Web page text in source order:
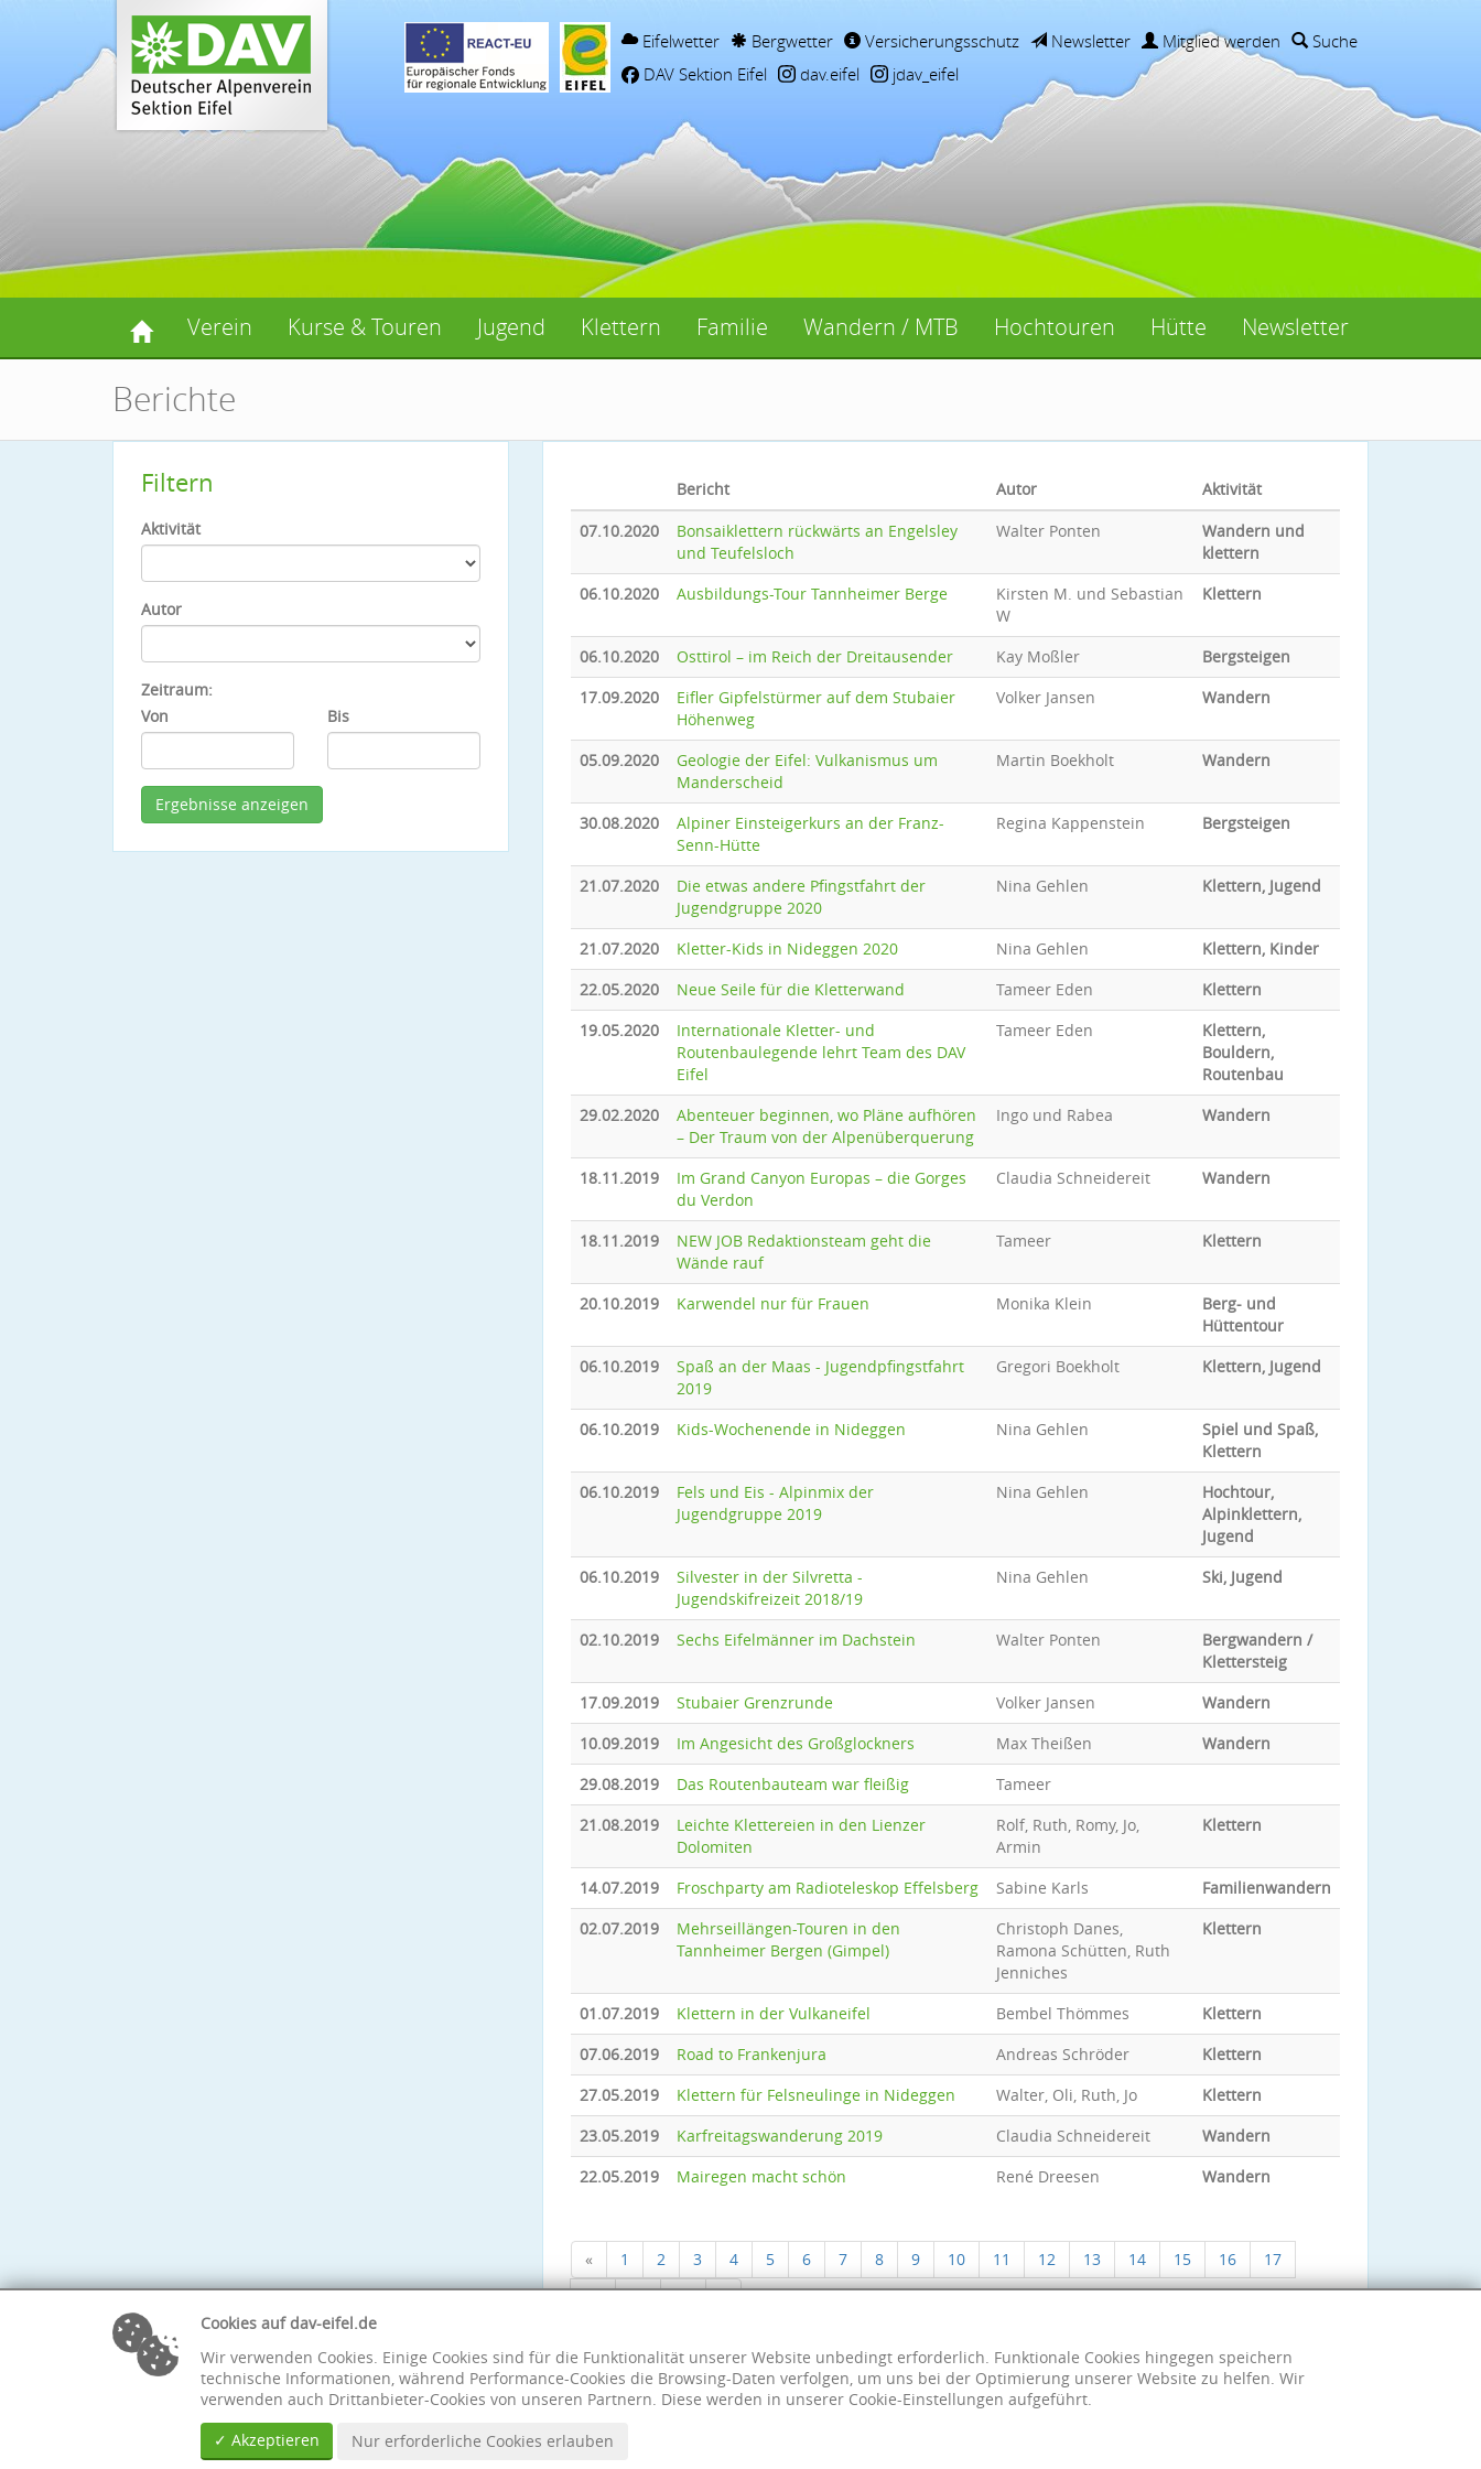
Eifelwetter Bergwetter Versicherungsschutz Newsletter Mitglied werden
Suche
DAV Sektion Eifel
dav.eifel jdav_eifel
Verein Kurse & Touren Jugend Klettern Familie Wandern / MTB Hochtouren Hütte Newsletter
Berichte
Filtern
Aktivität
Autor
Zeitraum:
Von
Bis
Bericht Autor
Aktivität
07.10.2020
Bonsaiklettern rückwärts an Engelsley
und Teufelsloch
Walter Ponten
Wandern und
klettern
06.10.2020
Ausbildungs-Tour Tannheimer Berge
Kirsten M. und Sebastian
W
Klettern
06.10.2020 Osttirol – im Reich der Dreitausender Kay Moßler
Bergsteigen
17.09.2020
Eifler Gipfelstürmer auf dem Stubaier
Höhenweg
Volker Jansen Wandern
05.09.2020
Geologie der Eifel: Vulkanismus um
Manderscheid
Martin Boekholt Wandern
30.08.2020
Alpiner Einsteigerkurs an der Franz-
Senn-Hütte
Regina Kappenstein Bergsteigen
21.07.2020
Die etwas andere Pfingstfahrt der
Jugendgruppe 2020
Nina Gehlen Klettern, Jugend
21.07.2020 Kletter-Kids in Nideggen 2020 Nina Gehlen
Klettern, Kinder
22.05.2020
Neue Seile für die Kletterwand Tameer Eden
Klettern
19.05.2020
Internationale Kletter- und
Routenbaulegende lehrt Team des DAV
Eifel
Tameer Eden
Klettern,
Bouldern,
Routenbau
29.02.2020
Abenteuer beginnen, wo Pläne aufhören
– Der Traum von der Alpenüberquerung
Ingo und Rabea Wandern
18.11.2019
Im Grand Canyon Europas – die Gorges
du Verdon
Claudia Schneidereit Wandern
18.11.2019
NEW JOB Redaktionsteam geht die
Wände rauf
Tameer Klettern
20.10.2019 Karwendel nur für Frauen Monika Klein
Berg- und
Hüttentour
06.10.2019
Spaß an der Maas - Jugendpfingstfahrt
2019
Gregori Boekholt Klettern, Jugend
06.10.2019 Kids-Wochenende in Nideggen Nina Gehlen
Spiel und Spaß,
Klettern
06.10.2019
Fels und Eis - Alpinmix der
Jugendgruppe 2019
Nina Gehlen
Hochtour,
Alpinklettern,
Jugend
06.10.2019
Silvester in der Silvretta -
Jugendskifreizeit 2018/19
Nina Gehlen Ski, Jugend
02.10.2019 Sechs Eifelmänner im Dachstein Walter Ponten
Bergwandern /
Klettersteig
17.09.2019
Stubaier Grenzrunde Volker Jansen
Wandern
10.09.2019
Im Angesicht des Großglockners Max Theißen
Wandern
29.08.2019
Das Routenbauteam war fleißig
Tameer
21.08.2019
Leichte Klettereien in den Lienzer
Dolomiten
Rolf, Ruth, Romy, Jo,
Armin
Klettern
14.07.2019 Froschparty am Radioteleskop Effelsberg Sabine Karls
Familienwandern
02.07.2019
Mehrseillängen-Touren in den
Tannheimer Bergen (Gimpel)
Christoph Danes,
Ramona Schütten, Ruth
Jenniches
Klettern
01.07.2019 Klettern in der Vulkaneifel Bembel Thömmes
Klettern
07.06.2019
Road to Frankenjura Andreas Schröder
Klettern
27.05.2019
Klettern für Felsneulinge in Nideggen Walter, Oli, Ruth, Jo
Klettern
23.05.2019
Karfreitagswanderung 2019 Claudia Schneidereit
Wandern
22.05.2019
Mairegen macht schön René Dreesen Wandern
« 1 2 3 4 5 6 7 8 9 10 11 12 13 14 15 16
17
18
19 20
»
Cookies auf dav-eifel.de
Wir verwenden Cookies. Einige Cookies sind für die Funktionalität unserer Website unbedingt erforderlich. Funktionale Cookies hingegen speichern
technische Informationen, während Performance-Cookies die Browsing-Daten verfolgen, um uns bei der Optimierung unserer Website zu helfen. Wir
verwenden auch Drittanbieter-Cookies von unseren Partnern. Diese werden in unserer Cookie-Einstellungen aufgeführt.
✓ Akzeptieren
Nur erforderliche Cookies erlauben